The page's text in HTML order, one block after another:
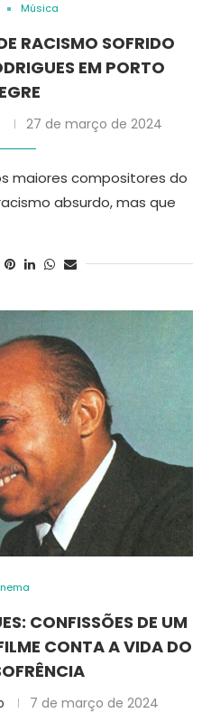
Música
RACISMO SOFRIDO
EM PORTO
27 de março de 2024
maiores compositores do
absurdo, mas que
CONFISSÕES DE UM
CONTA A VIDA DO
7 de março de 2024